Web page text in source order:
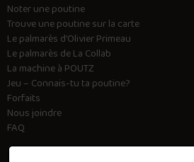
Noter une poutine
Trouve une poutine sur la carte
Le palmarès d’Olivier Primeau
Le palmarès de La Collab
La machine à POUTZ
Jeu – Connais-tu ta poutine?
Forfaits
Nous joindre
FAQ